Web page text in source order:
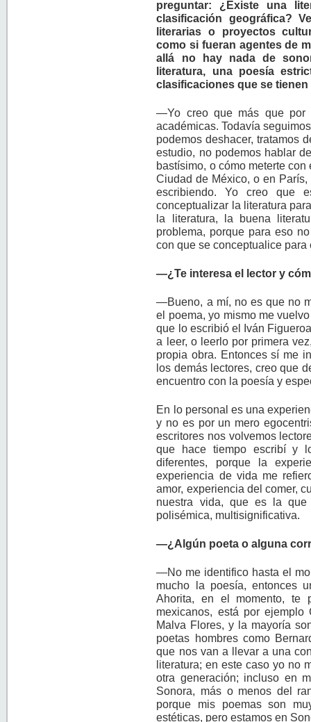
preguntar: ¿Existe una
clasificación geográfica?
literarias o proyectos
como si fueran agentes de
allá no hay nada de
literatura, una poesía
clasificaciones que se
—Yo creo que más que por
académicas. Todavía
podemos deshacer, tratamos
estudio, no podemos hablar
bastísimo, o cómo meterte
Ciudad de México, o en
escribiendo. Yo creo que
conceptualizar la literatura
la literatura, la buena
problema, porque para eso
con que se conceptualice
—¿Te interesa el lector y
—Bueno, a mí, no es que no
el poema, yo mismo me
que lo escribió el Iván
a leer, o leerlo por primera
propia obra. Entonces sí me
los demás lectores, creo que
encuentro con la poesía y
En lo personal es una
y no es por un mero
escritores nos volvemos
que hace tiempo escribí y
diferentes, porque la
experiencia de vida me
amor, experiencia del comer,
nuestra vida, que es la
polisémica, multisignificativa.
—¿Algún poeta o alguna
—No me identifico hasta el
mucho la poesía, entonces
Ahorita, en el momento, te
mexicanos, está por
Malva Flores, y la mayoría
poetas hombres como
que nos van a llevar a una
literatura; en este caso yo no
otra generación; incluso en
Sonora, más o menos del
porque mis poemas son
estéticas, pero estamos en